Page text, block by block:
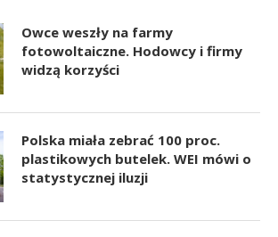
Owce weszły na farmy
fotowoltaiczne. Hodowcy i firmy
widzą korzyści
Polska miała zebrać 100 proc.
plastikowych butelek. WEI mówi o
statystycznej iluzji